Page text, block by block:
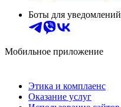
Боты для уведомлений
Мобильное приложение
Этика и комплаенс
Оказание услуг